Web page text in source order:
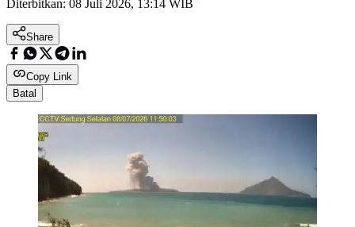
Diterbitkan: 08 Juli 2026, 13:14 WIB
Share
Copy Link
Batal